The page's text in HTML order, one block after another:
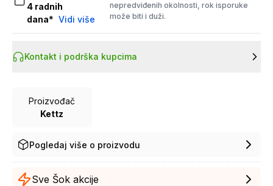
4 radnih
dana* Vidi više
nepredviđenih okolnosti, rok isporuke
može biti i duži.
Kontakt i podrška kupcima
Proizvođač
Kettz
Pogledaj više o proizvodu
Sve Šok akcije